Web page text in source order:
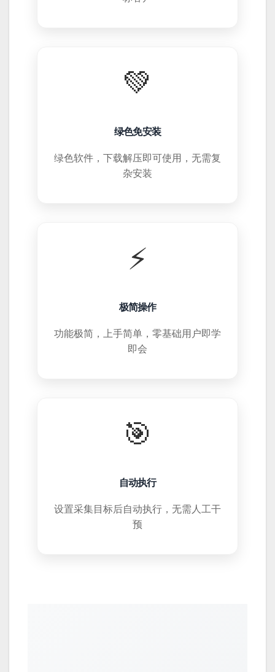
💚
绿色免安装
绿色软件，下载解压即可使用，无需复
杂安装
⚡
极简操作
功能极简，上手简单，零基础用户即学
即会
🎯
自动执行
设置采集目标后自动执行，无需人工干
预